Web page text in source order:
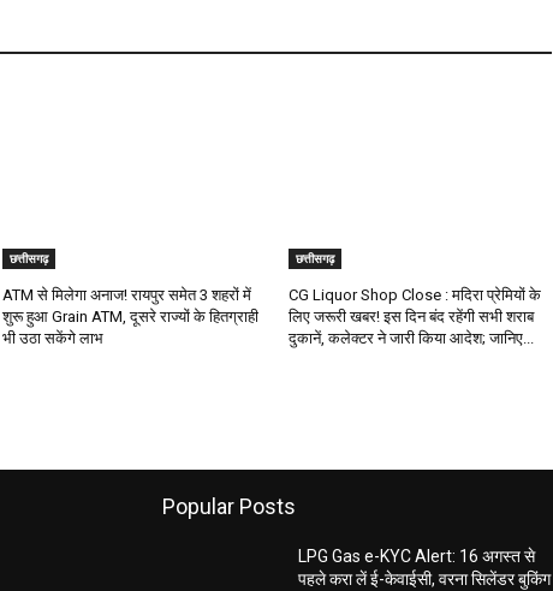
छत्तीसगढ़
ATM से मिलेगा अनाज! रायपुर समेत 3 शहरों में
शुरू हुआ Grain ATM, दूसरे राज्यों के हितग्राही
भी उठा सकेंगे लाभ
छत्तीसगढ़
CG Liquor Shop Close : मदिरा प्रेमियों के
लिए जरूरी खबर! इस दिन बंद रहेंगी सभी शराब
दुकानें, कलेक्टर ने जारी किया आदेश; जानिए...
Popular Posts
LPG Gas e-KYC Alert: 16 अगस्त से
पहले करा लें ई-केवाईसी, वरना सिलेंडर बुकिंग